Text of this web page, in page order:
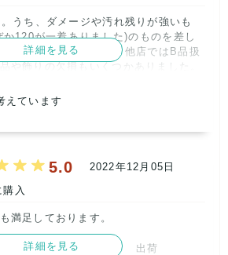
うち、ダメージや汚れ残りが強いも
120が一着ありました)のものを差し
着。一応使えるけど、他店ではB品扱
や飾りの欠損もいくつかありました。
のものが多数。発送後に配送業者と問
なく、一貫して仕入れとしては微妙で
3
4
3
詳細を見る
えています
5.0
2022年12月05日
購入
も満足しております。
商品満足
出荷
詳細を見る